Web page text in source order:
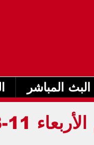
البث المباشر